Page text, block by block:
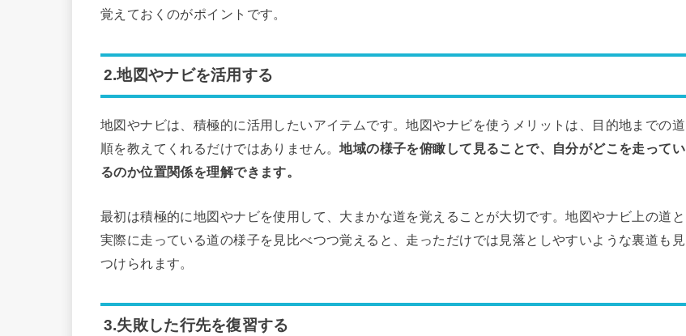
覚えておくのがポイントです。
2.地図やナビを活用する
地図やナビは、積極的に活用したいアイテムです。地図やナビを使うメリットは、目的地までの道
順を教えてくれるだけではありません。地域の様子を俯瞰して見ることで、自分がどこを走ってい
るのか位置関係を理解できます。
最初は積極的に地図やナビを使用して、大まかな道を覚えることが大切です。地図やナビ上の道と
実際に走っている道の様子を見比べつつ覚えると、走っただけでは見落としやすいような裏道も見
つけられます。
3.失敗した行先を復習する